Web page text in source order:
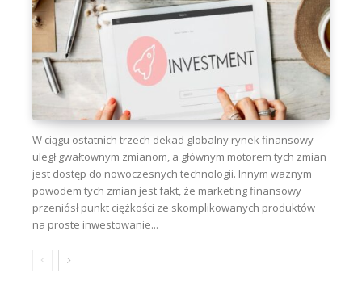
W ciągu ostatnich trzech dekad globalny rynek finansowy
uległ gwałtownym zmianom, a głównym motorem tych zmian
jest dostęp do nowoczesnych technologii. Innym ważnym
powodem tych zmian jest fakt, że marketing finansowy
przeniósł punkt ciężkości ze skomplikowanych produktów
na proste inwestowanie...